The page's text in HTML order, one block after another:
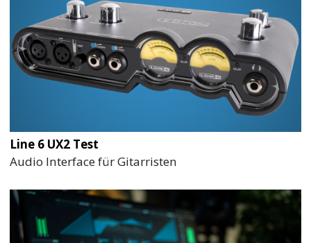
Line 6 UX2 Test
Audio Interface für Gitarristen